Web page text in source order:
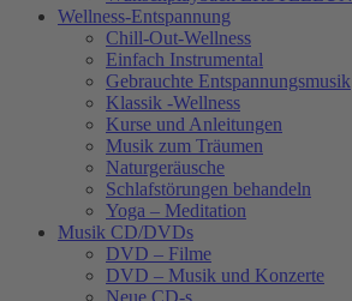
Wellness-Entspannung
Chill-Out-Wellness
Einfach Instrumental
Gebrauchte Entspannungsmusik
Klassik -Wellness
Kurse und Anleitungen
Musik zum Träumen
Naturgeräusche
Schlafstörungen behandeln
Yoga – Meditation
Musik CD/DVDs
DVD – Filme
DVD – Musik und Konzerte
Neue CD-s